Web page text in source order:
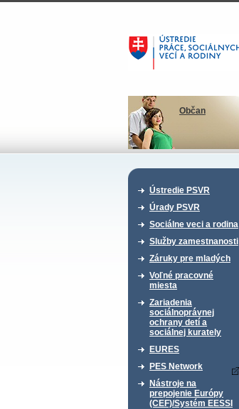
Občan
Ústredie PSVR
Úrady PSVR
Sociálne veci a rodina
Služby zamestnanosti
Záruky pre mladých
Voľné pracovné
miesta
Zariadenia
sociálnoprávnej
ochrany detí a
sociálnej kurately
EURES
PES Network
Nástroje na
prepojenie Európy
(CEF)/Systém EESSI